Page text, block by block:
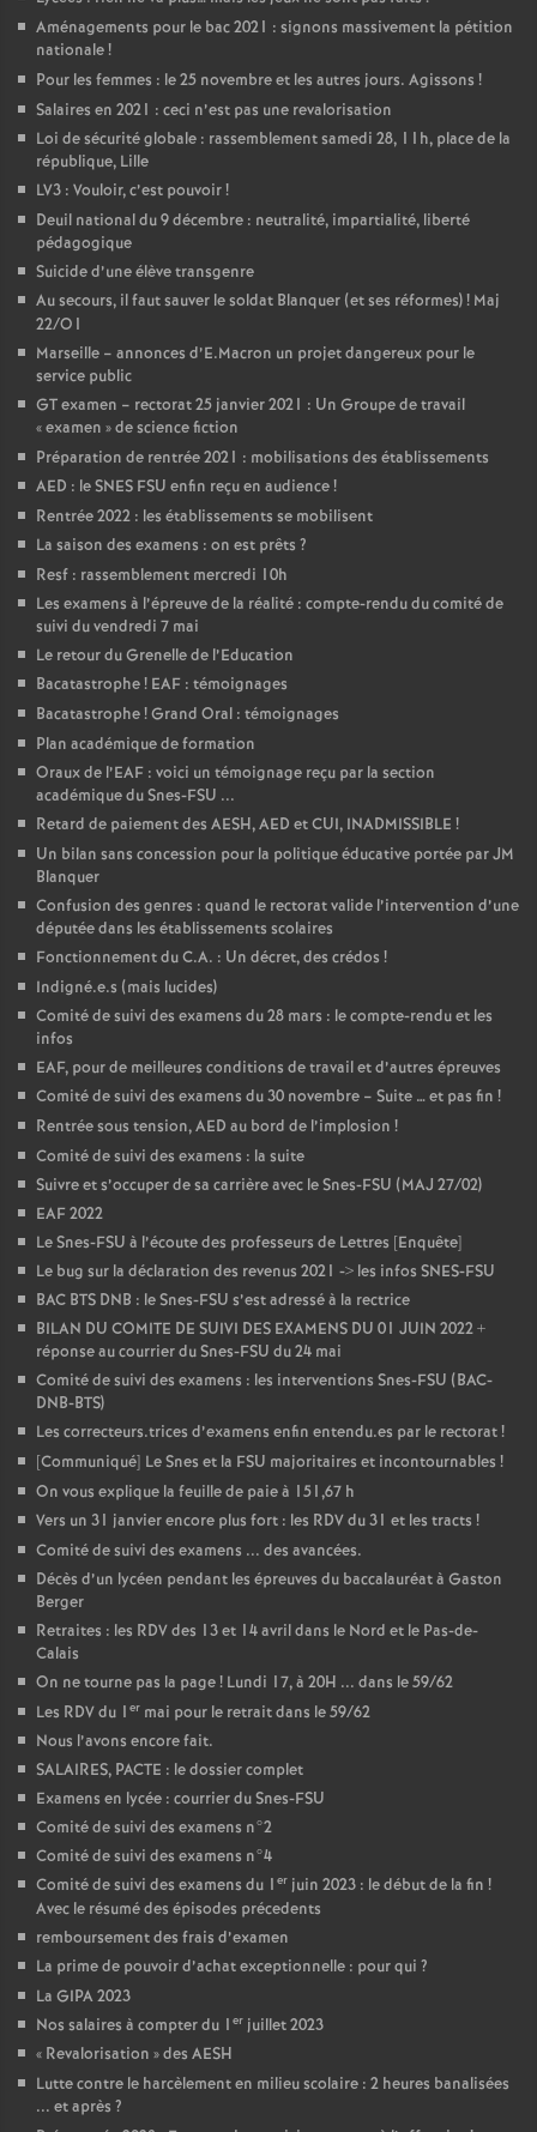
Aménagements pour le bac 2021 : signons massivement la pétition
nationale!
Pour les femmes : le 25 novembre et les autres jours. Agissons !
Salaires en 2021 : ceci n’est pas une revalorisation
Loi de sécurité globale : rassemblement samedi 28, 11h, place de la
république, Lille
LV3 : Vouloir, c’est pouvoir!
Deuil national du 9 décembre : neutralité, impartialité, liberté
pédagogique
Suicide d’une élève transgenre
Au secours, il faut sauver le soldat Blanquer (et ses réformes)! Maj
22/O1
Marseille – annonces d’E.Macron un projet dangereux pour le
service public
GT examen – rectorat 25 janvier 2021 : Un Groupe de travail
«examen » de science fiction
Préparation de rentrée 2021 : mobilisations des établissements
AED : le SNES FSU enfin reçu en audience!
Rentrée 2022 : les établissements se mobilisent
La saison des examens : on est prêts ?
Resf : rassemblement mercredi 10h
Les examens à l’épreuve de la réalité : compte-rendu du comité de
suivi du vendredi 7 mai
Le retour du Grenelle de l’Education
Bacatastrophe! EAF : témoignages
Bacatastrophe! Grand Oral : témoignages
Plan académique de formation
Oraux de l’EAF : voici un témoignage reçu par la section
académique du Snes-FSU ...
Retard de paiement des AESH, AED et CUI, INADMISSIBLE !
Un bilan sans concession pour la politique éducative portée par JM
Blanquer
Confusion des genres : quand le rectorat valide l’intervention d’une
députée dans les établissements scolaires
Fonctionnement du C.A. : Un décret, des crédos !
Indigné.e.s (mais lucides)
Comité de suivi des examens du 28 mars : le compte-rendu et les
infos
EAF, pour de meilleures conditions de travail et d’autres épreuves
Comité de suivi des examens du 30 novembre – Suite … et pas fin !
Rentrée sous tension, AED au bord de l’implosion !
Comité de suivi des examens : la suite
Suivre et s’occuper de sa carrière avec le Snes-FSU (MAJ 27/02)
EAF 2022
Le Snes-FSU à l’écoute des professeurs de Lettres [Enquête]
Le bug sur la déclaration des revenus 2021 -> les infos SNES-FSU
BAC BTS DNB : le Snes-FSU s’est adressé à la rectrice
BILAN DU COMITE DE SUIVI DES EXAMENS DU 01 JUIN 2022 +
réponse au courrier du Snes-FSU du 24 mai
Comité de suivi des examens : les interventions Snes-FSU (BAC-
DNB-BTS)
Les correcteurs.trices d’examens enfin entendu.es par le rectorat!
[Communiqué] Le Snes et la FSU majoritaires et incontournables !
On vous explique la feuille de paie à 151,67 h
Vers un 31 janvier encore plus fort : les RDV du 31 et les tracts !
Comité de suivi des examens ... des avancées.
Décès d’un lycéen pendant les épreuves du baccalauréat à Gaston
Berger
Retraites : les RDV des 13 et 14 avril dans le Nord et le Pas-de-
Calais
On ne tourne pas la page! Lundi 17, à 20H ... dans le 59/62
Les RDV du 1 er mai pour le retrait dans le 59/62
Nous l’avons encore fait.
SALAIRES, PACTE : le dossier complet
Examens en lycée : courrier du Snes-FSU
Comité de suivi des examens n°2
Comité de suivi des examens n°4
Comité de suivi des examens du 1 er juin 2023 : le début de la fin !
Avec le résumé des épisodes précedents
remboursement des frais d’examen
La prime de pouvoir d’achat exceptionnelle : pour qui ?
La GIPA 2023
Nos salaires à compter du 1 er juillet 2023
« Revalorisation » des AESH
Lutte contre le harcèlement en milieu scolaire : 2 heures banalisées
... et après ?